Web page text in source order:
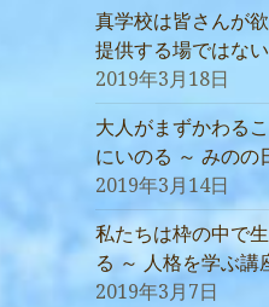
真学校は皆さんが
提供する場ではない
2019年3月18日
大人がまずかわる
にいのる ～ みのの
2019年3月14日
私たちは枠の中で
る ～ 人格を学ぶ講
2019年3月7日